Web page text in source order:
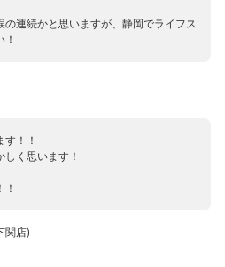
連続かと思いますが、静岡でライフス
！！
く思います！
関店)